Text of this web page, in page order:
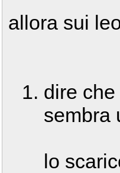
allora sui
dire
sembra
lo